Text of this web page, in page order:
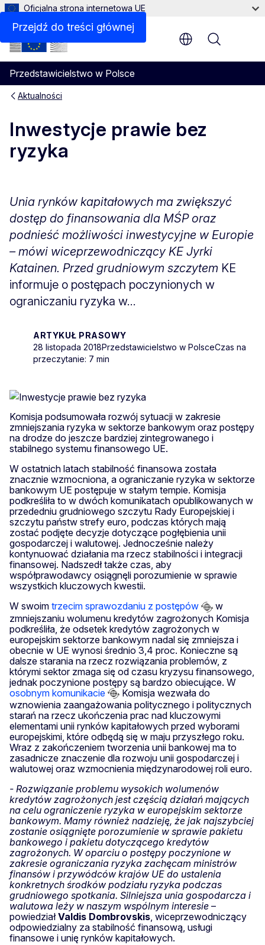
Przejdź do treści głównej
Oficjalna strona internetowa UE
Przedstawicielstwo w Polsce
Menu
Aktualności
Inwestycje prawie bez
ryzyka
Unia rynków kapitałowych ma zwiększyć
dostęp do finansowania dla MŚP oraz
podnieść możliwości inwestycyjne w Europie
– mówi wiceprzewodniczący KE Jyrki
Katainen. Przed grudniowym szczytem KE
informuje o postępach poczynionych w
ograniczaniu ryzyka w...
ARTYKUŁ PRASOWY
28 listopada 2018Przedstawicielstwo w PolsceCzas na
przeczytanie: 7 min
Komisja podsumowała rozwój sytuacji w zakresie
zmniejszania ryzyka w sektorze bankowym oraz postępy
na drodze do jeszcze bardziej zintegrowanego i
stabilnego systemu finansowego UE.
W ostatnich latach stabilność finansowa została
znacznie wzmocniona, a ograniczanie ryzyka w sektorze
bankowym UE postępuje w stałym tempie. Komisja
podkreśliła to w dwóch komunikatach opublikowanych w
przededniu grudniowego szczytu Rady Europejskiej i
szczytu państw strefy euro, podczas których mają
zostać podjęte decyzje dotyczące pogłębienia unii
gospodarczej i walutowej. Jednocześnie należy
kontynuować działania ma rzecz stabilności i integracji
finansowej. Nadszedł także czas, aby
współprawodawcy osiągnęli porozumienie w sprawie
wszystkich kluczowych kwestii.
W swoim trzecim sprawozdaniu z postępów
w
zmniejszaniu wolumenu kredytów zagrożonych Komisja
podkreśliła, że odsetek kredytów zagrożonych w
europejskim sektorze bankowym nadal się zmniejsza i
obecnie w UE wynosi średnio 3,4 proc. Konieczne są
dalsze starania na rzecz rozwiązania problemów, z
którymi sektor zmaga się od czasu kryzysu finansowego,
jednak poczynione postępy są bardzo obiecujące. W
osobnym komunikacie
Komisja wezwała do
wznowienia zaangażowania politycznego i politycznych
starań na rzecz ukończenia prac nad kluczowymi
elementami unii rynków kapitałowych przed wyborami
europejskimi, które odbędą się w maju przyszłego roku.
Wraz z zakończeniem tworzenia unii bankowej ma to
zasadnicze znaczenie dla rozwoju unii gospodarczej i
walutowej oraz wzmocnienia międzynarodowej roli euro.
- Rozwiązanie problemu wysokich wolumenów
kredytów zagrożonych jest częścią działań mających
na celu ograniczenie ryzyka w europejskim sektorze
bankowym. Mamy również nadzieję, że jak najszybciej
zostanie osiągnięte porozumienie w sprawie pakietu
bankowego i pakietu dotyczącego kredytów
zagrożonych. W oparciu o postępy poczynione w
zakresie ograniczania ryzyka zachęcam ministrów
finansów i przywódców krajów UE do ustalenia
konkretnych środków podziału ryzyka podczas
grudniowego spotkania. Silniejsza unia gospodarcza i
walutowa leży w naszym wspólnym interesie –
powiedziałValdis Dombrovskis, wiceprzewodniczący
odpowiedzialny za stabilność finansową, usługi
finansowe i unię rynków kapitałowych.